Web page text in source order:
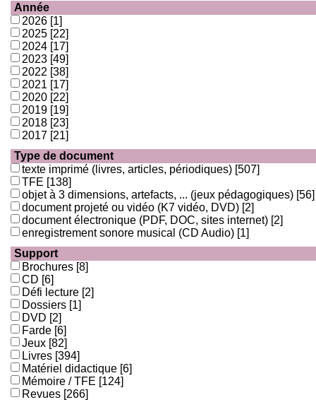
Année
2026 [1]
2025 [22]
2024 [17]
2023 [49]
2022 [38]
2021 [17]
2020 [22]
2019 [19]
2018 [23]
2017 [21]
Type de document
texte imprimé (livres, articles, périodiques) [507]
TFE [138]
objet à 3 dimensions, artefacts, ... (jeux pédagogiques) [56]
document projeté ou vidéo (K7 vidéo, DVD) [2]
document électronique (PDF, DOC, sites internet) [2]
enregistrement sonore musical (CD Audio) [1]
Support
Brochures [8]
CD [6]
Défi lecture [2]
Dossiers [1]
DVD [2]
Farde [6]
Jeux [82]
Livres [394]
Matériel didactique [6]
Mémoire / TFE [124]
Revues [266]